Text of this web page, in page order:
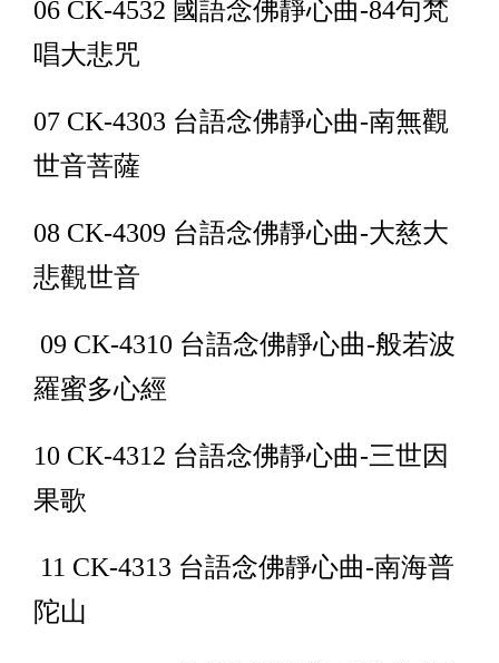
06 CK-4532 國語念佛靜心曲-84句梵
唱大悲咒
07 CK-4303 台語念佛靜心曲-南無觀
世音菩薩
08 CK-4309 台語念佛靜心曲-大慈大
悲觀世音
09 CK-4310 台語念佛靜心曲-般若波
羅蜜多心經
10 CK-4312 台語念佛靜心曲-三世因
果歌
11 CK-4313 台語念佛靜心曲-南海普
陀山